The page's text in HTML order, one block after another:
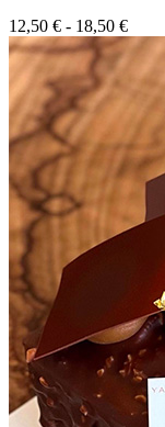
12,50 € - 18,50 €